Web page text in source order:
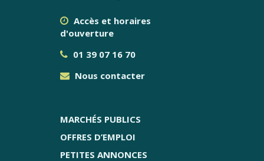
Accès et horaires
d'ouverture
01 39 07 16 70
Nous contacter
MARCHÉS PUBLICS
OFFRES D’EMPLOI
PETITES ANNONCES